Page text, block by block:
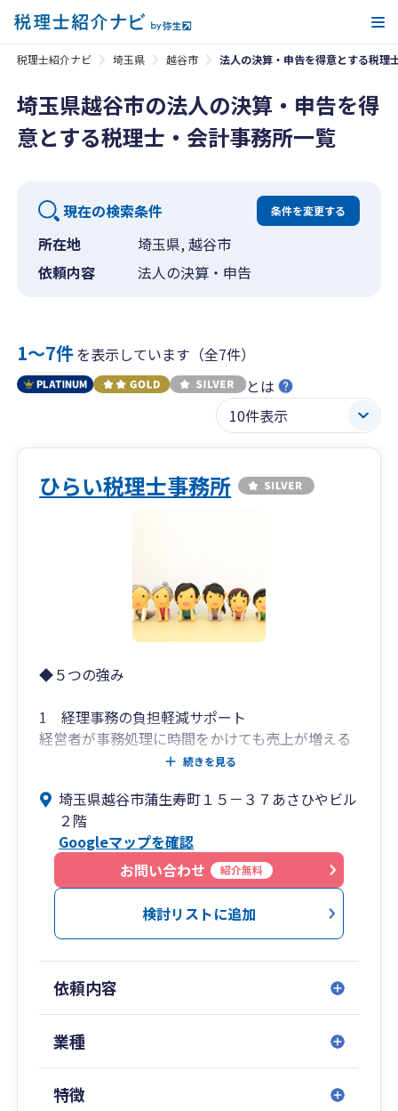
税理士紹介ナビ 埼玉県 越谷市 法人の決算・申告を得意とする税理
埼玉県越谷市の法人の決算・申告を得
意とする税理士・会計事務所一覧
現在の検索条件 条件を変更する
所在地
埼玉県, 越谷市
依頼内容
法人の決算・申告
1〜7件を表示しています（全7件）
とは
ひらい税理士事務所
◆５つの強み
1 経理事務の負担軽減サポート
経営者が事務処理に時間をかけても売上が増える
わけではありません。
して頂きたいという思いから
弊所では煩わしい日々の経理処理の負担軽減をサ
ポートしています。
2 不動産賃貸業・管理業・資産税業務に強い
不動産賃貸業・管理業を得意業種とし資産税業務
にも注力しております。
3 建設業に強い
建設業を得意業種の一つとしています。一人親方
続きを見る
埼玉県越谷市蒲生寿町１５－３７あさひやビル
２階
Googleマップを確認
お問い合わせ
紹介無料
検討リストに追加
依頼内容
業種
特徴